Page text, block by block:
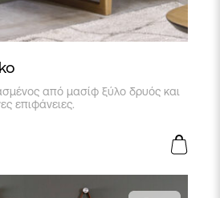
από μασίφ ξύλο δρυός και
επιφάνειες.